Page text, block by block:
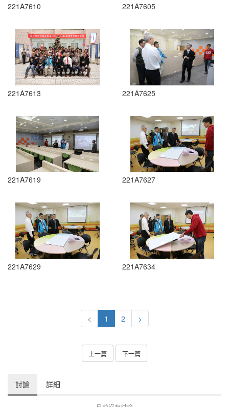
221A7610 221A7605
221A7613 221A7625
221A7619 221A7627
221A7629 221A7634
< 1 2 >
上一篇 下一篇
討論 詳細